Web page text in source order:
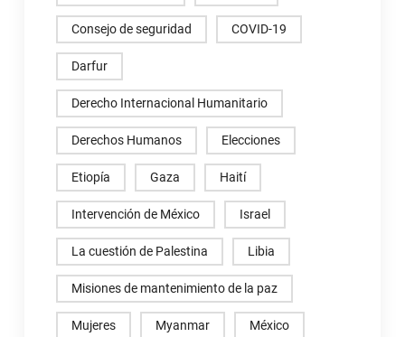
Consejo de seguridad COVID-19
Darfur
Derecho Internacional Humanitario
Derechos Humanos Elecciones
Etiopía Gaza Haití
Intervención de México Israel
La cuestión de Palestina Libia
Misiones de mantenimiento de la paz
Mujeres Myanmar México